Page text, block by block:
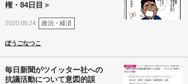
権・84日目＞
2020.06.24 政治・経済
ぼうごなつこ
毎日新聞がツイッター社への
抗議活動について意図的誤